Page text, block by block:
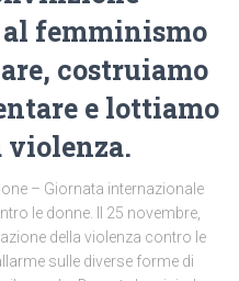
femminismo
costruiamo
e lottiamo
violenza.
– Giornata internazionale
le donne. Il 25 novembre,
della violenza contro le
sulle diverse forme di